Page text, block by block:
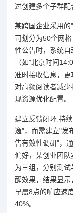
过创建多个子群配
某跨国企业采用
司划分为50个网
性公告时，系统
（如"北京时间
准时接收信息，更
对高频阅读者减
现资源优化配置。
建立反馈闭环,持
逸"，而需建立"发
告有效性调研"，
偏好，某创业团
为三组，分别测
醒效果，结果显
早晨8点的响应速
40%。